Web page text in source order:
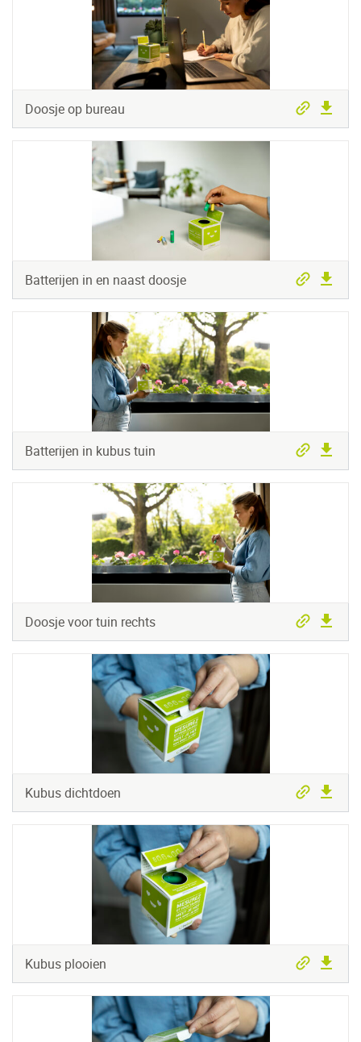
Doosje op bureau
Batterijen in en naast doosje
Batterijen in kubus tuin
Doosje voor tuin rechts
Kubus dichtdoen
Kubus plooien